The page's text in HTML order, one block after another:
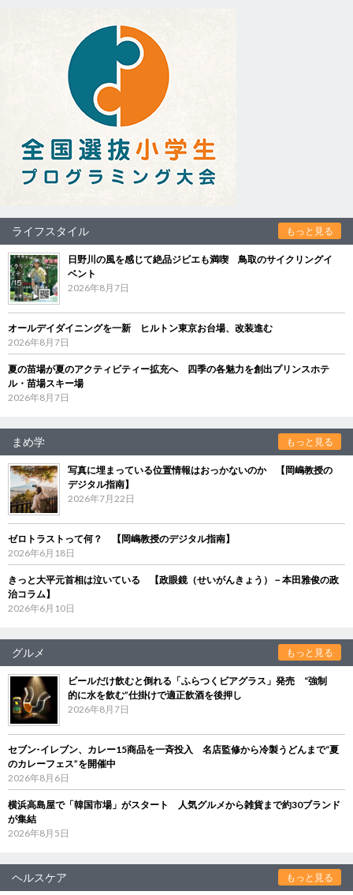
ライフスタイル もっと見る
日野川の風を感じて絶品ジビエも満喫 鳥取のサイクリングイ
ベント
2026年8月7日
オールデイダイニングを一新 ヒルトン東京お台場、改装進む
2026年8月7日
夏の苗場が夏のアクティビティー拡充へ 四季の各魅力を創出プリンスホテ
ル・苗場スキー場
2026年8月7日
まめ学 もっと見る
写真に埋まっている位置情報はおっかないのか 【岡嶋教授の
デジタル指南】
2026年7月22日
ゼロトラストって何？ 【岡嶋教授のデジタル指南】
2026年6月18日
きっと大平元首相は泣いている 【政眼鏡（せいがんきょう）－本田雅俊の政
治コラム】
2026年6月10日
グルメ もっと見る
ビールだけ飲むと倒れる「ふらつくビアグラス」発売 “強制
的に水を飲む”仕掛けで適正飲酒を後押し
2026年8月7日
セブン‐イレブン、カレー15商品を一斉投入 名店監修から冷製うどんまで“夏
のカレーフェス”を開催中
2026年8月6日
横浜高島屋で「韓国市場」がスタート 人気グルメから雑貨まで約30ブランド
が集結
2026年8月5日
ヘルスケア もっと見る